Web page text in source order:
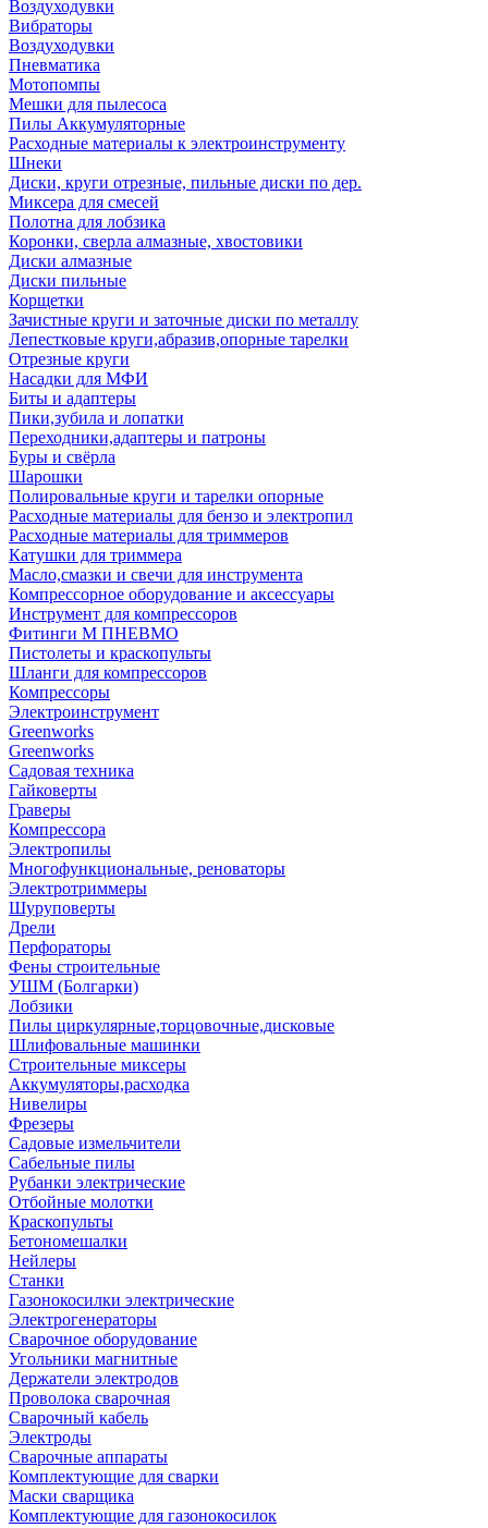
Воздуходувки
Вибраторы
Воздуходувки
Пневматика
Мотопомпы
Мешки для пылесоса
Пилы Аккумуляторные
Расходные материалы к электроинструменту
Шнеки
Диски, круги отрезные, пильные диски по дер.
Миксера для смесей
Полотна для лобзика
Коронки, сверла алмазные, хвостовики
Диски алмазные
Диски пильные
Корщетки
Зачистные круги и заточные диски по металлу
Лепестковые круги,абразив,опорные тарелки
Отрезные круги
Насадки для МФИ
Биты и адаптеры
Пики,зубила и лопатки
Переходники,адаптеры и патроны
Буры и свёрла
Шарошки
Полировальные круги и тарелки опорные
Расходные материалы для бензо и электропил
Расходные материалы для триммеров
Катушки для триммера
Масло,смазки и свечи для инструмента
Компрессорное оборудование и аксессуары
Инструмент для компрессоров
Фитинги М ПНЕВМО
Пистолеты и краскопульты
Шланги для компрессоров
Компрессоры
Электроинструмент
Greenworks
Greenworks
Садовая техника
Гайковерты
Граверы
Компрессора
Электропилы
Многофункциональные, реноваторы
Электротриммеры
Шуруповерты
Дрели
Перфораторы
Фены строительные
УШМ (Болгарки)
Лобзики
Пилы циркулярные,торцовочные,дисковые
Шлифовальные машинки
Строительные миксеры
Аккумуляторы,расходка
Нивелиры
Фрезеры
Садовые измельчители
Сабельные пилы
Рубанки электрические
Отбойные молотки
Краскопульты
Бетономешалки
Нейлеры
Станки
Газонокосилки электрические
Электрогенераторы
Сварочное оборудование
Угольники магнитные
Держатели электродов
Проволока сварочная
Сварочный кабель
Электроды
Сварочные аппараты
Комплектующие для сварки
Маски сварщика
Комплектующие для газонокосилок